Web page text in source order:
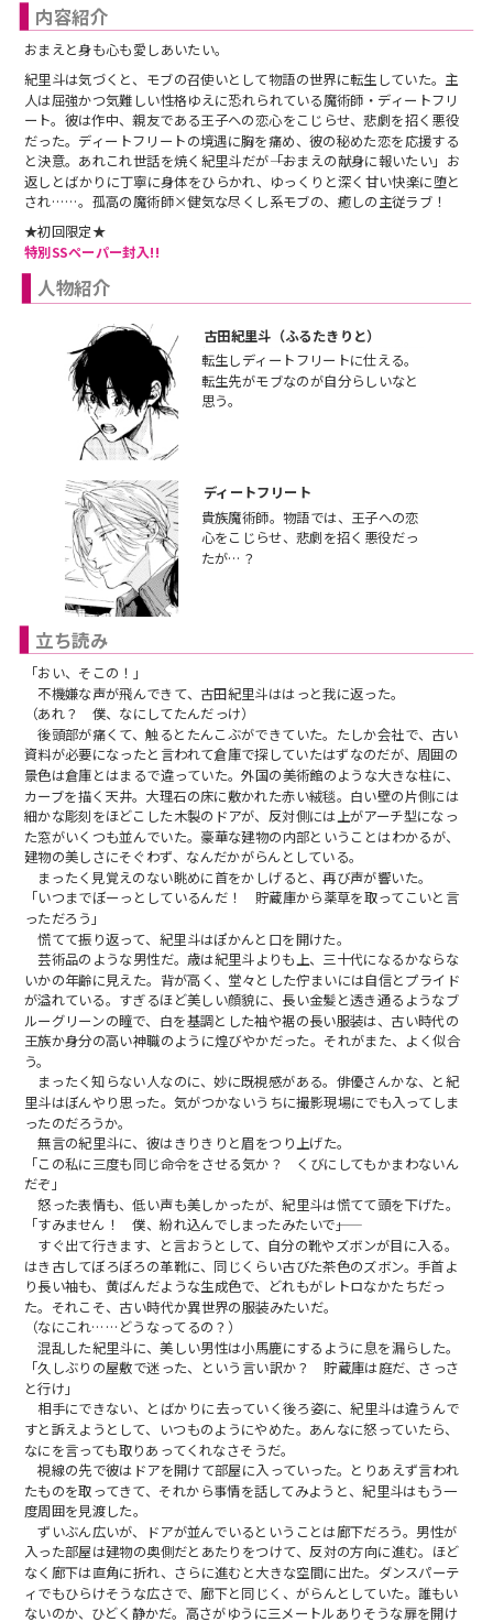
Miacomics
BLUEMOON Novels
ペタル
G-Lish LiKo
全作品ジャンル一覧へ
PurComics募集情報
書店様向け試し読み・POPダウンロード
ご感想・お問合わせ
内容紹介
おまえと身も心も愛しあいたい。
紀里斗は気づくと、モブの召使いとして物語の世界に転生していた。主
人は屈強かつ気難しい性格ゆえに恐れられている魔術師・ディートフリ
ート。彼は作中、親友である王子への恋心をこじらせ、悲劇を招く悪役
だった。ディートフリートの境遇に胸を痛め、彼の秘めた恋を応援する
と決意。あれこれ世話を焼く紀里斗だが――「おまえの献身に報いたい」お
返しとばかりに丁寧に身体をひらかれ、ゆっくりと深く甘い快楽に堕と
され……。孤高の魔術師×健気な尽くし系モブの、癒しの主従ラブ！
★初回限定★
特別SSペーパー封入!!
人物紹介
古田紀里斗（ふるたきりと）
転生しディートフリートに仕える。
転生先がモブなのが自分らしいなと
思う。
ディートフリート
貴族魔術師。物語では、王子への恋
心をこじらせ、悲劇を招く悪役だっ
たが…？
立ち読み
「おい、そこの！」
不機嫌な声が飛んできて、古田紀里斗ははっと我に返った。
（あれ？ 僕、なにしてたんだっけ）
後頭部が痛くて、触るとたんこぶができていた。たしか会社で、古い
資料が必要になったと言われて倉庫で探していたはずなのだが、周囲の
景色は倉庫とはまるで違っていた。外国の美術館のような大きな柱に、
カーブを描く天井。大理石の床に敷かれた赤い絨毯。白い壁の片側には
細かな彫刻をほどこした木製のドアが、反対側には上がアーチ型になっ
た窓がいくつも並んでいた。豪華な建物の内部ということはわかるが、
建物の美しさにそぐわず、なんだかがらんとしている。
まったく見覚えのない眺めに首をかしげると、再び声が響いた。
「いつまでぼーっとしているんだ！ 貯蔵庫から薬草を取ってこいと言
っただろう」
慌てて振り返って、紀里斗はぽかんと口を開けた。
芸術品のような男性だ。歳は紀里斗よりも上、三十代になるかならな
いかの年齢に見えた。背が高く、堂々とした佇まいには自信とプライド
が溢れている。すぎるほど美しい顔貌に、長い金髪と透き通るようなブ
ルーグリーンの瞳で、白を基調とした袖や裾の長い服装は、古い時代の
王族か身分の高い神職のように煌びやかだった。それがまた、よく似合
う。
まったく知らない人なのに、妙に既視感がある。俳優さんかな、と紀
里斗はぼんやり思った。気がつかないうちに撮影現場にでも入ってしま
ったのだろうか。
無言の紀里斗に、彼はきりきりと眉をつり上げた。
「この私に三度も同じ命令をさせる気か？ くびにしてもかまわないん
だぞ」
怒った表情も、低い声も美しかったが、紀里斗は慌てて頭を下げた。
「すみません！ 僕、紛れ込んでしまったみたいで――」
すぐ出て行きます、と言おうとして、自分の靴やズボンが目に入る。
はき古してぼろぼろの革靴に、同じくらい古びた茶色のズボン。手首よ
り長い袖も、黄ばんだような生成色で、どれもがレトロなかたちだっ
た。それこそ、古い時代か異世界の服装みたいだ。
（なにこれ……どうなってるの？）
混乱した紀里斗に、美しい男性は小馬鹿にするように息を漏らした。
「久しぶりの屋敷で迷った、という言い訳か？ 貯蔵庫は庭だ、さっさ
と行け」
相手にできない、とばかりに去っていく後ろ姿に、紀里斗は違うんで
すと訴えようとして、いつものようにやめた。あんなに怒っていたら、
なにを言っても取りあってくれなさそうだ。
視線の先で彼はドアを開けて部屋に入っていった。とりあえず言われ
たものを取ってきて、それから事情を話してみようと、紀里斗はもう一
度周囲を見渡した。
ずいぶん広いが、ドアが並んでいるということは廊下だろう。男性が
入った部屋は建物の奥側だとあたりをつけて、反対の方向に進む。ほど
なく廊下は直角に折れ、さらに進むと大きな空間に出た。ダンスパーテ
ィでもひらけそうな広さで、廊下と同じく、がらんとしていた。誰もい
ないのか、ひどく静かだ。高さがゆうに三メートルありそうな扉を開け